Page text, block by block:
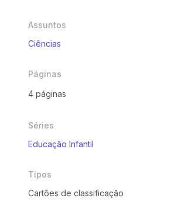
Assuntos
Ciências
Páginas
4 páginas
Séries
Educação Infantil
Tipos
Cartões de classificação